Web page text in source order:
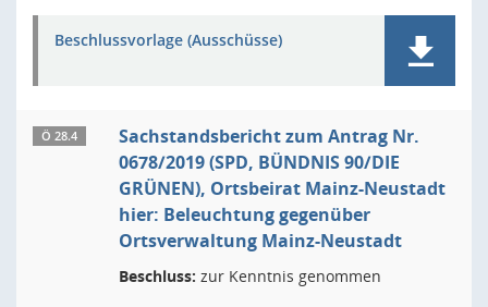
Beschlussvorlage (Ausschüsse)
Ö 28.4
Sachstandsbericht zum Antrag Nr.
0678/2019 (SPD, BÜNDNIS 90/DIE
GRÜNEN), Ortsbeirat Mainz-Neustadt
hier: Beleuchtung gegenüber
Ortsverwaltung Mainz-Neustadt
Beschluss: zur Kenntnis genommen